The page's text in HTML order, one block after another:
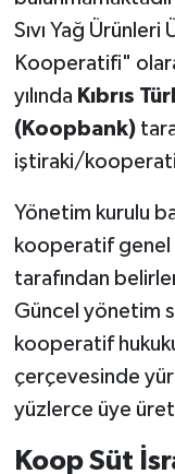
Sıvı Yağ
Kooperatifi"
yılında Kıbrıs
(Koopbank)
iştiraki/
Yönetim kurulu
kooperatif genel
tarafından
Güncel yönetim
kooperatif
çerçevesinde
yüzlerce üye
Koop Süt